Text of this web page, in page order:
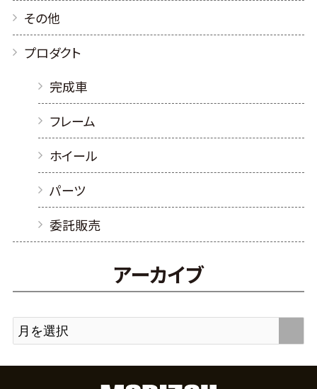
その他
プロダクト
完成車
フレーム
ホイール
パーツ
委託販売
アーカイブ